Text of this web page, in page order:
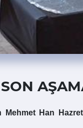
Mehmet Han